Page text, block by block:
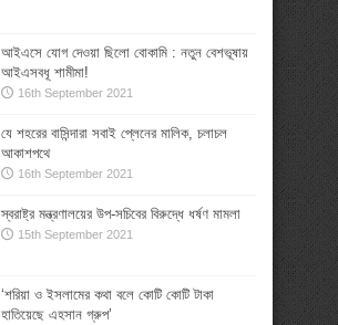
আইএসে যোগ দেওয়া ছিলো বোকামি : নতুন বেশভূষায়
আইএসবধূ শামীমা!
16th September 2021
যে শহরের বাসিন্দারা সবাই প্লেনের মালিক, চলাচল
আকাশপথে
16th September 2021
স্বরাষ্ট্র মন্ত্রণালয়ের উপ-সচিবের বিরুদ্ধে ধর্ষণ মামলা
15th September 2021
‘শরিয়া ও ইসলামের কথা বলে কোটি কোটি টাকা
হাতিয়েছে এহসান গ্রুপ’